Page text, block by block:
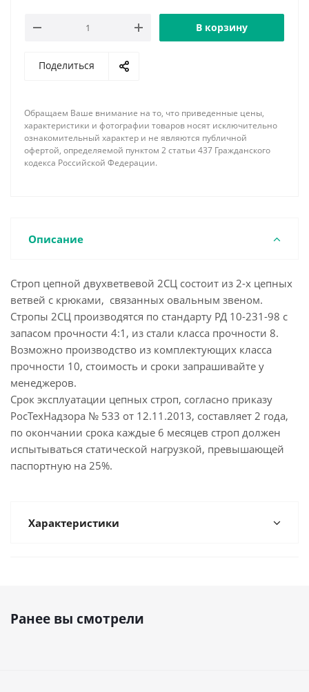
В корзину
Поделиться
Обращаем Ваше внимание на то, что приведенные цены,
характеристики и фотографии товаров носят исключительно
ознакомительный характер и не являются публичной
офертой, определяемой пунктом 2 статьи 437 Гражданского
кодекса Российской Федерации.
Описание
Строп цепной двухветвевой 2СЦ состоит из 2-х цепных
ветвей с крюками, связанных овальным звеном.
Стропы 2СЦ производятся по стандарту РД 10-231-98 с
запасом прочности 4:1, из стали класса прочности 8.
Возможно производство из комплектующих класса
прочности 10, стоимость и сроки запрашивайте у
менеджеров.
Срок эксплуатации цепных строп, согласно приказу
РосТехНадзора № 533 от 12.11.2013, составляет 2 года,
по окончании срока каждые 6 месяцев строп должен
испытываться статической нагрузкой, превышающей
паспортную на 25%.
Характеристики
Ранее вы смотрели